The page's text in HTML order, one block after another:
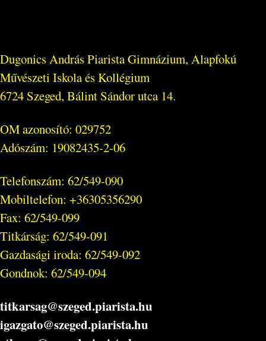
Dugonics András Piarista Gimnázium, Alapfokú
Művészeti Iskola és Kollégium
6724 Szeged, Bálint Sándor utca 14.
OM azonosító: 029752
Adószám: 19082435-2-06
Telefonszám: 62/549-090
Mobiltelefon: +36305356290
Fax: 62/549-099
Titkárság: 62/549-091
Gazdasági iroda: 62/549-092
Gondnok: 62/549-094
titkarsag@szeged.piarista.hu
igazgato@szeged.piarista.hu